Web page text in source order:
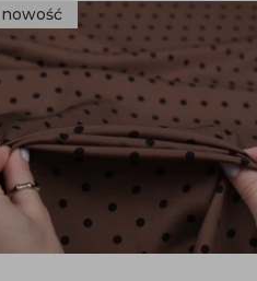
nowość